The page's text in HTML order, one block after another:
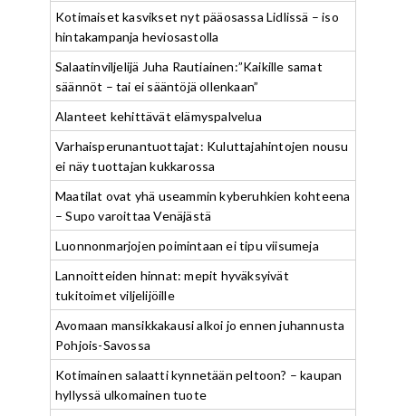
Kotimaiset kasvikset nyt pääosassa Lidlissä – iso
hintakampanja heviosastolla
Salaatinviljelijä Juha Rautiainen:”Kaikille samat
säännöt – tai ei sääntöjä ollenkaan”
Alanteet kehittävät elämyspalvelua
Varhaisperunantuottajat: Kuluttajahintojen nousu
ei näy tuottajan kukkarossa
Maatilat ovat yhä useammin kyberuhkien kohteena
– Supo varoittaa Venäjästä
Luonnonmarjojen poimintaan ei tipu viisumeja
Lannoitteiden hinnat: mepit hyväksyivät
tukitoimet viljelijöille
Avomaan mansikkakausi alkoi jo ennen juhannusta
Pohjois-Savossa
Kotimainen salaatti kynnetään peltoon? – kaupan
hyllyssä ulkomainen tuote